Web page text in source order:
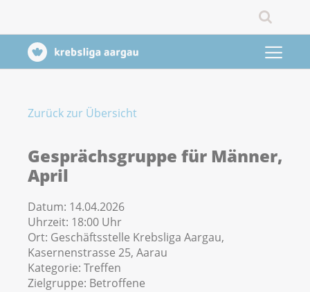
Zurück zur Übersicht
Gesprächsgruppe für Männer,
April
Datum: 14.04.2026
Uhrzeit: 18:00 Uhr
Ort: Geschäftsstelle Krebsliga Aargau,
Kasernenstrasse 25, Aarau
Kategorie: Treffen
Zielgruppe: Betroffene